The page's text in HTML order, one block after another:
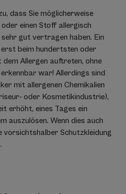
dass Sie möglicherweise
einen Stoff allergisch
gut vertragen haben. Ein
beim hundertsten oder
Allergen auftreten, ohne
war! Allerdings sind
mit allergenen Chemikalien
oder Kosmetikindustrie),
erhöht, eines Tages ein
auszulösen. Wenn dies auch
vorsichtshalber Schutzkleidung